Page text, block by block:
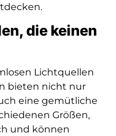
die keinen
Lichtquellen
bieten nicht nur
eine gemütliche
Größen,
und können